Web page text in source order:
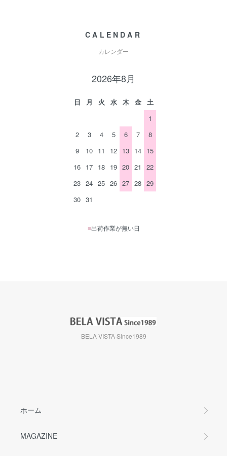
CALENDAR
カレンダー
2026年8月
日 月 火 水 木 金
土
1
2
3 4 5 6 7
8
9
10 11 12 13 14 15
16 17 18 19 20 21
22
23 24 25 26 27 28 29
30 31
■出荷作業が無い日
BELA VISTA Since1989
ホーム
MAGAZINE